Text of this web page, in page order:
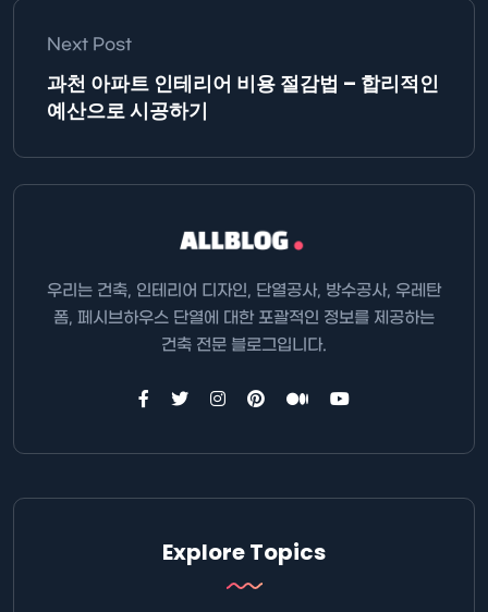
Next Post
과천 아파트 인테리어 비용 절감법 – 합리적인
예산으로 시공하기
우리는 건축, 인테리어 디자인, 단열공사, 방수공사, 우레탄
폼, 페시브하우스 단열에 대한 포괄적인 정보를 제공하는
건축 전문 블로그입니다.
Explore Topics